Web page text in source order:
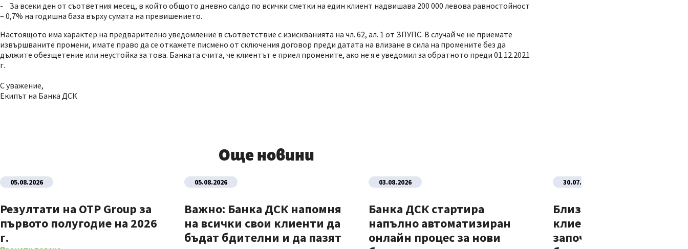
- За всеки ден от съответния месец, в който общото дневно салдо по всички сметки на един клиент надвишава 200 000 левова равностойност
– 0,7% на годишна база върху сумата на превишението.
Настоящото има характер на предварително уведомление в съответствие с изискванията на чл. 62, ал. 1 от ЗПУПС. В случай че не приемате
извършваните промени, имате право да се откажете писмено от сключения договор преди датата на влизане в сила на промените без да
дължите обезщетение или неустойка за това. Банката счита, че клиентът е приел промените, ако не я е уведомил за обратното преди 01.12.2021
г.
С уважение,
Екипът на Банка ДСК
Още новини
05.08.2026
Резултати на OTP Group за
първото полугодие на 2026
г.
05.08.2026
Важно: Банка ДСК напомня
на всички свои клиенти да
бъдат бдителни и да пазят
03.08.2026
Банка ДСК стартира
напълно автоматизиран
онлайн процес за нови
30.07.2026
Близо 70% от новите
клиенти на Банка ДСК
започват отношенията